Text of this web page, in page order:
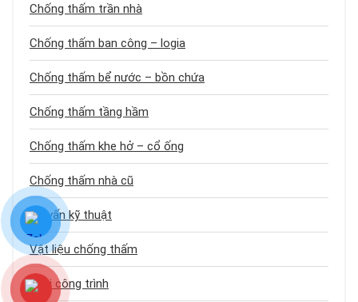
Chống thấm trần nhà
Chống thấm ban công – logia
Chống thấm bể nước – bồn chứa
Chống thấm tầng hầm
Chống thấm khe hở – cổ ống
Chống thấm nhà cũ
Tư vấn kỹ thuật
Vật liệu chống thấm
Loại công trình